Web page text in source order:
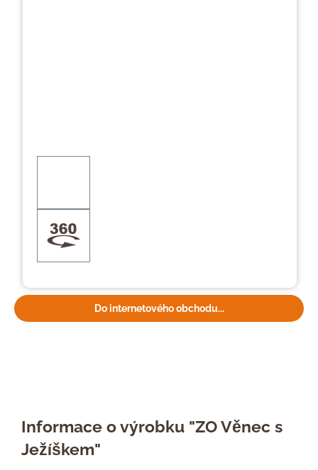
Do internetového obchodu...
Informace o výrobku "ZO Věnec s
Ježíškem"